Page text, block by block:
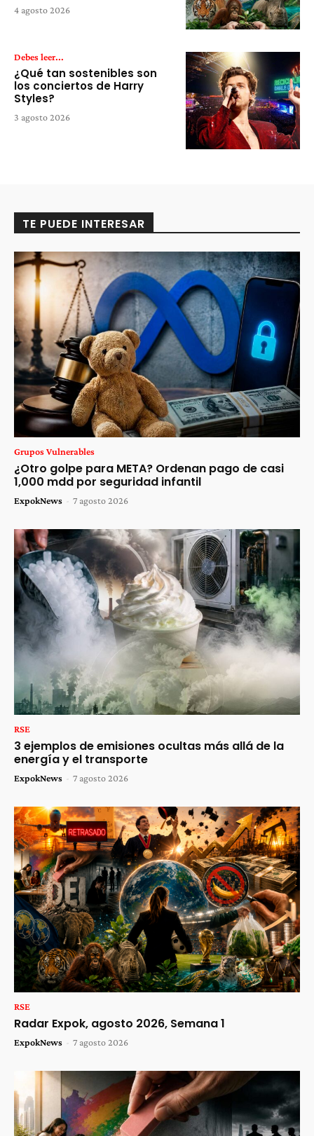
4 agosto 2026
Debes leer...
¿Qué tan sostenibles son
los conciertos de Harry
Styles?
3 agosto 2026
TE PUEDE INTERESAR
Grupos Vulnerables
¿Otro golpe para META? Ordenan pago de casi
1,000 mdd por seguridad infantil
ExpokNews - 7 agosto 2026
RSE
3 ejemplos de emisiones ocultas más allá de la
energía y el transporte
ExpokNews - 7 agosto 2026
RSE
Radar Expok, agosto 2026, Semana 1
ExpokNews - 7 agosto 2026